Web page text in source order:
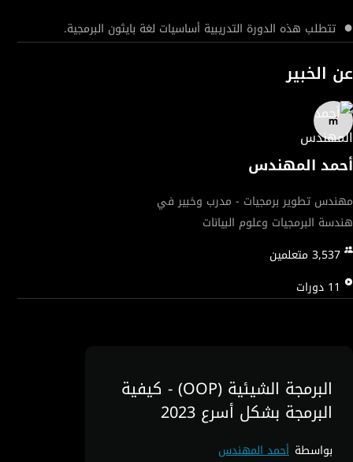
تتطلب هذه الدورة التدريبية أساسيات لغة بايثون البرمجية.
عن الخبير
أحمد المهندس
مهندس تطوير برمجيات - مدرب وخبير في
هندسة البرمجيات وعلوم البيانات
3,537متعلمين
11 دورات
البرمجة الشيئية (OOP) - كيفية
البرمجة بشكل أسرع 2023
بواسطة أحمد المهندس